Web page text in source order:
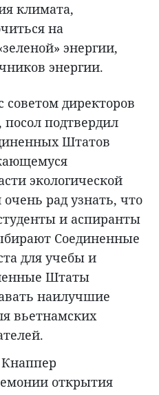
климата,
на
энергии,
энергии.
советом директоров
подтвердил
Штатов
экологической
рад узнать, что
и аспиранты
Соединенные
для учебы и
Штаты
наилучшие
вьетнамских
открытия